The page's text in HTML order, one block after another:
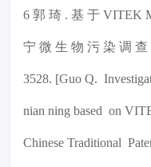
6 郭 琦 . 基 于 VITEK
宁 微 生 物 污 染 调 查
3528. [Guo Q.
nian ning based on
Chinese Traditional